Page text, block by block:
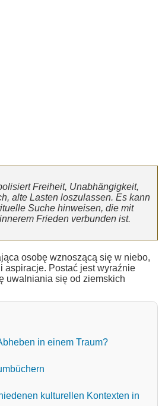
Freiheit, Unabhängigkeit,
alte Lasten loszulassen. Es kann
Suche hinweisen, die mit
Frieden verbunden ist.
in einem Traum?
kulturellen Kontexten in